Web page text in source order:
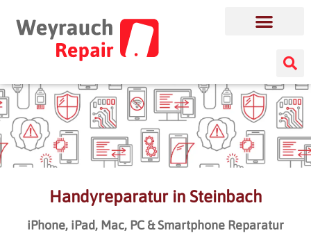
Handyreparatur in Steinbach
iPhone, iPad, Mac, PC & Smartphone Reparatur